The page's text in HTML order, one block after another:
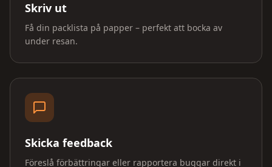
Skriv ut
Få din packlista på papper – perfekt att bocka av
under resan.
Skicka feedback
Föreslå förbättringar eller rapportera buggar direkt i